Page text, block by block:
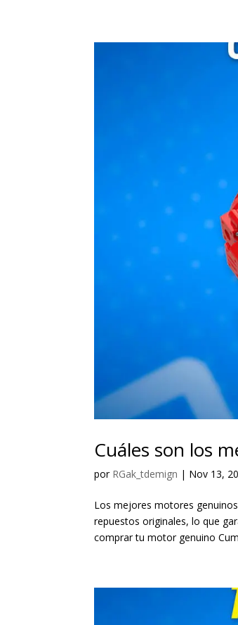
Cuáles son los
por RGak_tdemign | Nov 13,
Los mejores motores
repuestos originales, lo que
comprar tu motor genuino